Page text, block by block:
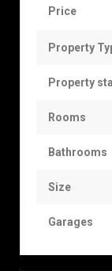
Price
Property
Property
Rooms
Bathrooms
Size
Garages